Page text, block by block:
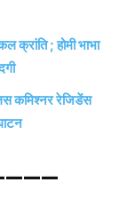
; होमी भाभा
कमिश्नर रेजिडेंस